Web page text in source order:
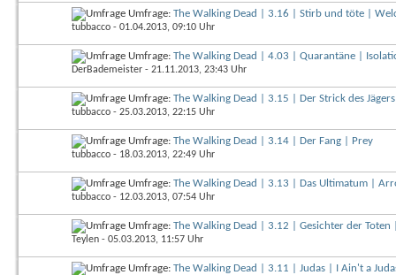
Umfrage: The Walking Dead | 3.16 | Stirb und töte |
tubbacco - 01.04.2013, 09:10 Uhr
Umfrage: The Walking Dead | 4.03 | Quarantäne |
DerBademeister - 21.11.2013, 23:43 Uhr
Umfrage: The Walking Dead | 3.15 | Der Strick des
tubbacco - 25.03.2013, 22:15 Uhr
Umfrage: The Walking Dead | 3.14 | Der Fang | Prey
tubbacco - 18.03.2013, 22:49 Uhr
Umfrage: The Walking Dead | 3.13 | Das Ultimatum |
tubbacco - 12.03.2013, 07:54 Uhr
Umfrage: The Walking Dead | 3.12 | Gesichter der Toten
Teylen - 05.03.2013, 11:57 Uhr
Umfrage: The Walking Dead | 3.11 | Judas | I Ain't a